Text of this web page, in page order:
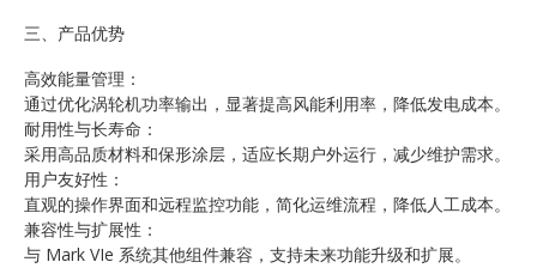
三、产品优势
高效能量管理：
通过优化涡轮机功率输出，显著提高风能利用率，降低发电成本。
耐用性与长寿命：
采用高品质材料和保形涂层，适应长期户外运行，减少维护需求。
用户友好性：
直观的操作界面和远程监控功能，简化运维流程，降低人工成本。
兼容性与扩展性：
与 Mark VIe 系统其他组件兼容，支持未来功能升级和扩展。